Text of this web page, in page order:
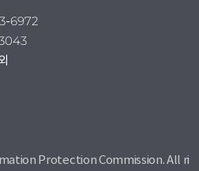
6972
Protection Commission. All ri